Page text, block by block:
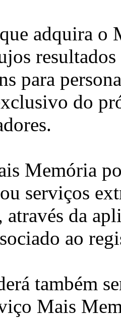
adquira o
para
do
Memória
serviços
através da
ao
também
Mais